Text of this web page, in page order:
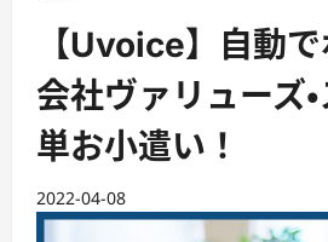
【Uvoice】自動で
会社ヴァリューズ
単お小遣い！
2022-04-08